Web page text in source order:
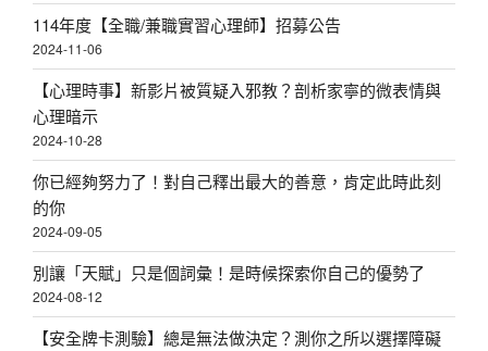
114年度【全職/兼職實習心理師】招募公告
2024-11-06
【心理時事】新影片被質疑入邪教？剖析家寧的微表情與
心理暗示
2024-10-28
你已經夠努力了！對自己釋出最大的善意，肯定此時此刻
的你
2024-09-05
別讓「天賦」只是個詞彙！是時候探索你自己的優勢了
2024-08-12
【安全牌卡測驗】總是無法做決定？測你之所以選擇障礙